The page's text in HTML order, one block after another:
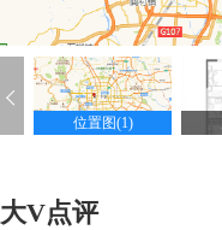
位置图(1)
大V点评